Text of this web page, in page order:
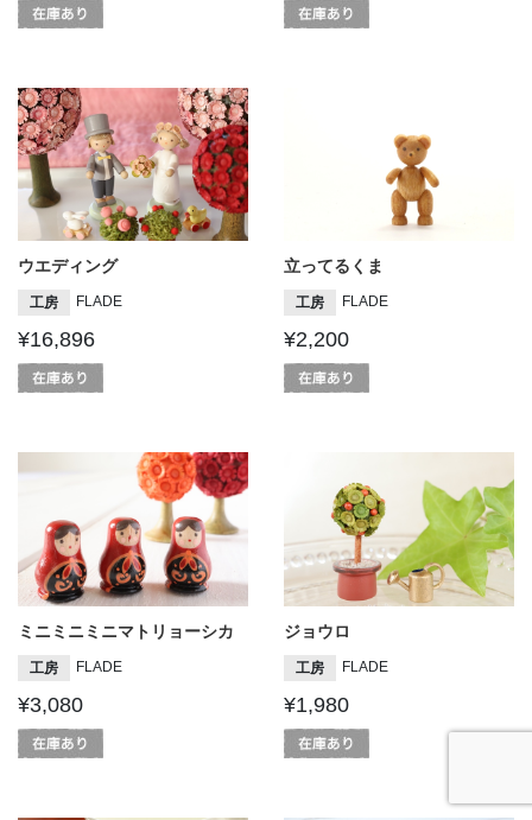
ウエディング
工房 FLADE
¥16,896
立ってるくま
工房 FLADE
¥2,200
ミニミニミニマトリョーシカ
工房 FLADE
¥3,080
ジョウロ
工房 FLADE
¥1,980